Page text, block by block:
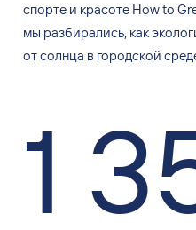
спорте и красоте How to
мы разбирались, как
отсолнца в городской
1